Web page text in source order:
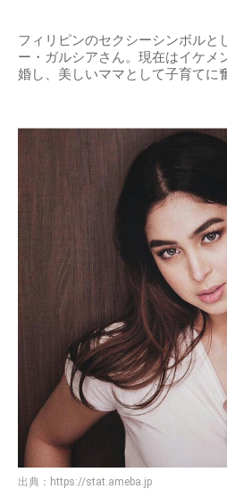
フィリピンのセクシーシンボルと
ー・ガルシアさん。現在はイケメ
婚し、美しいママとして子育てに
出典： https://stat.ameba.jp